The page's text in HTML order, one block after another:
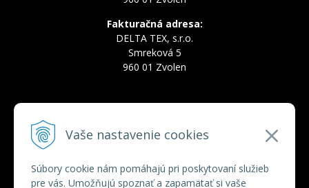
Vaše nastavenie cookies
Súbory cookie nám pomáhajú pri poskytovaní služieb
pre vás. Umožňujú spoznať a zapamätať si vaše
Fakturačná adresa:
DELTA TEX, s.r.o.
Smreková 5
960 01 Zvolen
Tel.:+421 910 228 822
E-mail: deltatex@deltatex.sk